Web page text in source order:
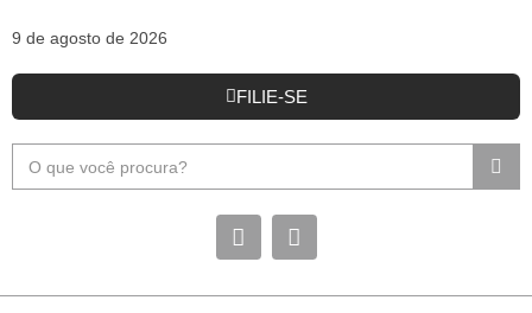
9 de agosto de 2026
FILIE-SE